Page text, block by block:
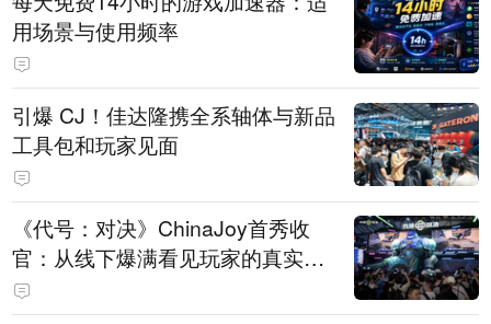
用场景与使用频率
引爆 CJ！佳达隆携全系轴体与新品
工具包和玩家见面
《代号：对决》ChinaJoy首秀收
官：从线下爆满看见玩家的真实期
待